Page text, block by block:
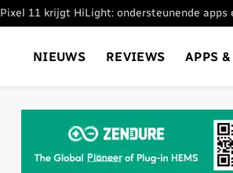
Pixel 11 krijgt HiLight: ondersteunende apps
NIEUWS REVIEWS APPS